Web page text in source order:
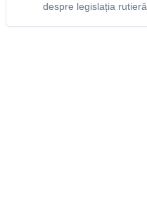
despre legislația rutieră.